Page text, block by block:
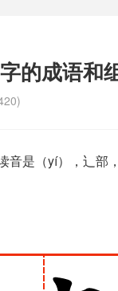
的成语和
音是（yí），辶部